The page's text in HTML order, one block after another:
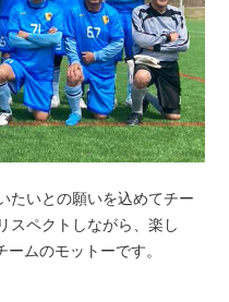
たいとの願いを込めてチー
スペクトしながら、楽し
ムのモットーです。